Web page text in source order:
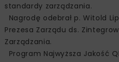
standardy zarządzania.
Nagrodę odebrał p. Witold
Prezesa Zarządu ds.
Zarządzania.
Program Najwyższa Jakość